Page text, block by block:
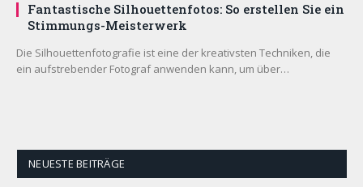
Fantastische Silhouettenfotos: So erstellen Sie ein
Stimmungs-Meisterwerk
Die Silhouettenfotografie ist eine der kreativsten Techniken, die
ein aufstrebender Fotograf anwenden kann, um über…
NEUESTE BEITRÄGE